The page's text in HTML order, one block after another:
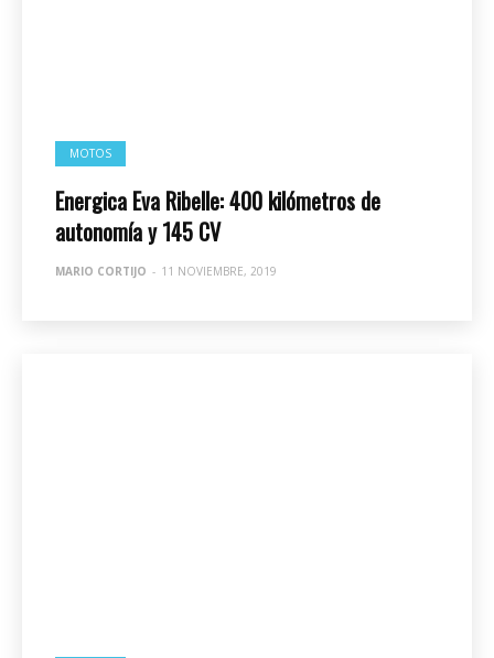
MOTOS
Energica Eva Ribelle: 400 kilómetros de
autonomía y 145 CV
MARIO CORTIJO - 11 NOVIEMBRE, 2019